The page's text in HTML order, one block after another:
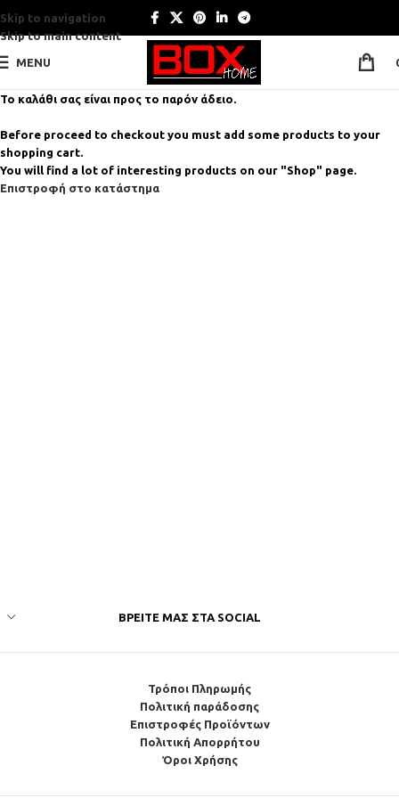
Skip to navigation
Skip to main content
MENU
Το καλάθι σας είναι προς το παρόν άδειο.
Before proceed to checkout you must add some products to your
shopping cart.
You will find a lot of interesting products on our "Shop" page.
Επιστροφή στο κατάστημα
ΒΡΕΊΤΕ ΜΑΣ ΣΤΑ SOCIAL
Τρόποι Πληρωμής
Πολιτική παράδοσης
Επιστροφές Προϊόντων
Πολιτική Απορρήτου
Όροι Χρήσης